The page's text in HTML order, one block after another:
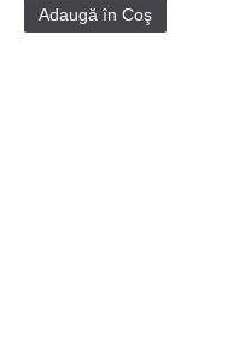
Adaugă în Coş